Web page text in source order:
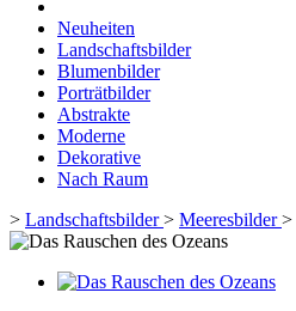
Neuheiten
Landschaftsbilder
Blumenbilder
Porträtbilder
Abstrakte
Moderne
Dekorative
Nach Raum
> Landschaftsbilder> Meeresbilder>